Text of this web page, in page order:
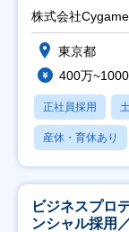
株式会社
東京都
400万
正社員採用
産休・育休あり
ビジネスプロ
ンシャル採用